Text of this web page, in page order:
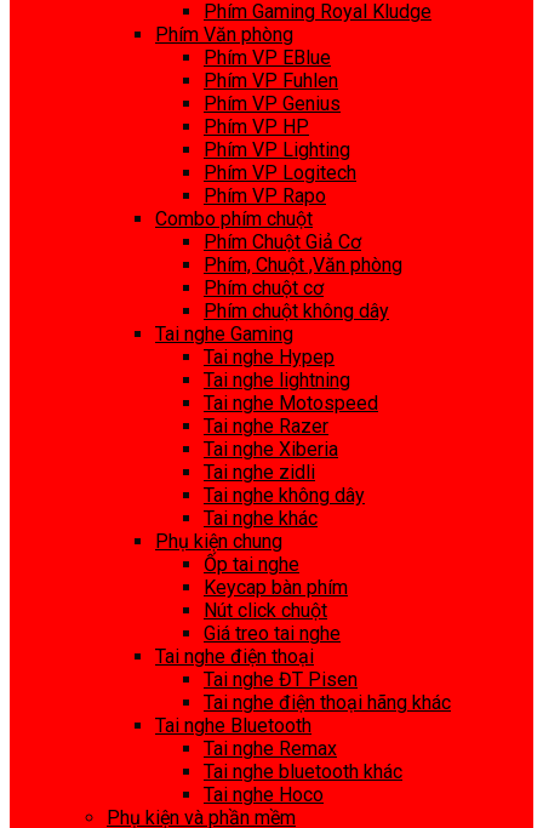
Phím Gaming Royal Kludge
Phím Văn phòng
Phím VP EBlue
Phím VP Fuhlen
Phím VP Genius
Phím VP HP
Phím VP Lighting
Phím VP Logitech
Phím VP Rapo
Combo phím chuột
Phím Chuột Giả Cơ
Phím, Chuột ,Văn phòng
Phím chuột cơ
Phím chuột không dây
Tai nghe Gaming
Tai nghe Hypep
Tai nghe lightning
Tai nghe Motospeed
Tai nghe Razer
Tai nghe Xiberia
Tai nghe zidli
Tai nghe không dây
Tai nghe khác
Phụ kiện chung
Ốp tai nghe
Keycap bàn phím
Nút click chuột
Giá treo tai nghe
Tai nghe điện thoại
Tai nghe ĐT Pisen
Tai nghe điện thoại hãng khác
Tai nghe Bluetooth
Tai nghe Remax
Tai nghe bluetooth khác
Tai nghe Hoco
Phụ kiện và phần mềm